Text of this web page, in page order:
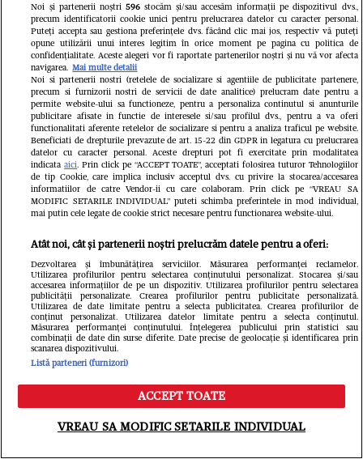
Fii primul care afla toate noutățilemondene
Newsletter
Cel mai nou VIDEO
Meniu Caută
Noi și partenerii noștri 596stocăm și/sau accesăm informații pe dispozitivul dvs.,
precum identificatorii cookie unici pentru prelucrarea datelor cu caracter personal.
Puteți accepta sau gestiona preferințele dvs. făcând clic mai jos, respectiv vă puteți
opune utilizării unui interes legitim în orice moment pe pagina cu politica de
confidențialitate. Aceste alegeri vor fi raportate partenerilor noștri și nu vă vor afecta
navigarea. Mai multe detalii
Noi si partenerii nostri (retelele de socializare si agentiile de publicitate partenere,
precum si furnizorii nostri de servicii de date analitice) prelucram date pentru a
permite website-ului sa functioneze, pentru a personaliza continutul si anunturile
publicitare afisate in functie de interesele si/sau profilul dvs., pentru a va oferi
functionalitati aferente retelelor de socializare si pentru a analiza traficul pe website.
Beneficiati de drepturile prevazute de art. 15-22 din GDPR in legatura cu prelucrarea
datelor cu caracter personal. Aceste drepturi pot fi exercitate prin modalitatea
indicataaici. Prin click pe “ACCEPT TOATE”, acceptati folosirea tuturor Tehnologiilor
de tip Cookie, care implica inclusiv acceptul dvs. cu privire la stocarea/accesarea
informatiilor de catre Vendor-ii cu care colaboram. Prin click pe “VREAU SA
MODIFIC SETARILE INDIVIDUAL” puteti schimba preferintele in mod individual,
mai putin cele legate de cookie strict necesare pentru functionarea website-ului.
Atât noi, cât și partenerii noștri prelucrăm datele pentru a oferi:
Dezvoltarea și îmbunătățirea serviciilor. Măsurarea performanței reclamelor.
Utilizarea profilurilor pentru selectarea conținutului personalizat. Stocarea și/sau
accesarea informațiilor de pe un dispozitiv. Utilizarea profilurilor pentru selectarea
publicității personalizate. Crearea profilurilor pentru publicitate personalizată.
Utilizarea de date limitate pentru a selecta publicitatea. Crearea profilurilor de
conținut personalizat. Utilizarea datelor limitate pentru a selecta conținutul.
Măsurarea performanței conținutului. Înțelegerea publicului prin statistici sau
combinații de date din surse diferite. Date precise de geolocație și identificarea prin
scanarea dispozitivului.
Listă parteneri (furnizori)
ACCEPT TOATE
VREAU SA MODIFIC SETARILE INDIVIDUAL